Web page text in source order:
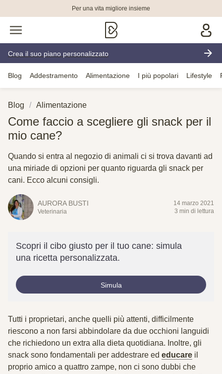
Per una vita migliore insieme
Crea il suo piano personalizzato
Blog Addestramento Alimentazione I più popolari Lifestyle
Blog Alimentazione
Come faccio a scegliere gli snack per il
mio cane?
Quando si entra al negozio di animali ci si trova davanti ad
una miriade di opzioni per quanto riguarda gli snack per
cani. Ecco alcuni consigli.
AURORA BUSTI
Veterinaria
14 marzo 2021
3 min di lettura
Scopri il cibo giusto per il tuo cane: simula
una ricetta personalizzata.
Simula
Tutti i proprietari, anche quelli più attenti, difficilmente
riescono a non farsi abbindolare da due occhioni languidi
che richiedono un extra alla dieta quotidiana. Inoltre, gli
snack sono fondamentali per addestrare ed educare il
proprio amico a quattro zampe, non ci sono dubbi che